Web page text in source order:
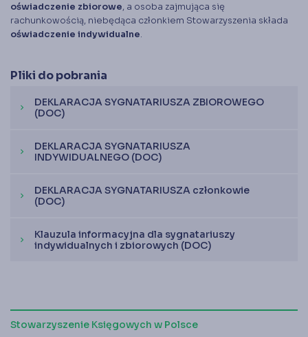
Księgarnia
w Polsce jest od 1989 r. członkiem
oświadczenie zbiorowe, a osoba zajmująca się
rachunkowością, niebędąca członkiem Stowarzyszenia składa
oświadczenie indywidualne.
Pliki do pobrania
chevron_right
DEKLARACJA SYGNATARIUSZA ZBIOROWEGO
(DOC)
chevron_right
DEKLARACJA SYGNATARIUSZA
INDYWIDUALNEGO (DOC)
chevron_right
DEKLARACJA SYGNATARIUSZA członkowie
(DOC)
chevron_right
Klauzula informacyjna dla sygnatariuszy
indywidualnych i zbiorowych (DOC)
Stowarzyszenie Księgowych w Polsce